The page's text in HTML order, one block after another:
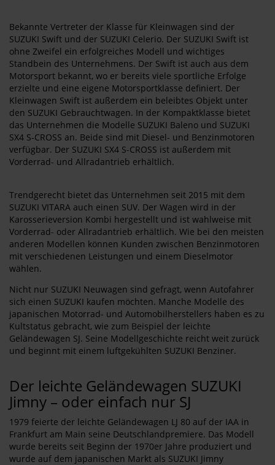
Bekannte Vertreter der Klasse für Kleinwagen sind der
SUZUKI Swift und der SUZUKI Celerio. Der SUZUKI Swift ist
ohne Zweifel ein erfolgreiches Modell und wichtiges
Standbein des Unternehmens. Der Swift ist auch aus dem
Motorsport bekannt, wo er bereits viele sportliche Erfolge
erzielte und eine eigene Motorsportklasse definiert. Der
Kleinwagen Swift ist außerdem ein beleibtes Objekt unter
den SUZUKI Gebrauchtwagen. In der Kompaktklasse bietet
das Unternehmen die Modelle SUZUKI Baleno und SUZUKI
SX4 S-CROSS an. Beide sind mit Diesel- und Benzinmotoren
verfügbar. Der SUZUKI SX4 S-CROSS ist außerdem mit
Vorderrad- und Allradantrieb erhältlich.
Trendgerecht bietet das Unternehmen seit 2015 mit dem
SUZUKI VITARA auch einen SUV. Der Wagen wird in der
Karosserieversion Kombi hergestellt und ist wahlweise mit
Vorderrad- oder Allradantrieb erhältlich. Wie bei den meisten
anderen Modellen können Kunden zwischen Benzinmotoren
mit verschiedenen Leistungen und einem Dieselmotor
wählen.
Nicht nur SUZUKI Neuwagen sind gefragt, wenn Autofahrer
sich einen SUZUKI kaufen möchten. Manche Modelle des
japanischen Motorrad- und Automobilherstellers haben es zu
Kultstatus gebracht, wie zum Beispiel der leichte
Geländewagen SJ. Seine Modellgeschichte reicht weit zurück
und beginnt mit einem luftgekühlten SUZUKI Benziner.
Der leichte Geländewagen SUZUKI
Jimny – oder einfach nur SJ
1979 feierte der leichte Geländewagen LJ 80 auf der IAA in
Frankfurt am Main seine Deutschlandpremiere. Das Modell
wurde bereits seit Beginn der 1970er Jahre produziert und
wurde auf dem japanischen Markt als SUZUKI Jimny